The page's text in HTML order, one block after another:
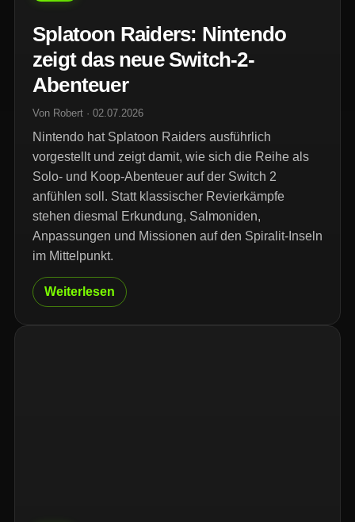
Splatoon Raiders: Nintendo
zeigt das neue Switch-2-
Abenteuer
Von Robert · 02.07.2026
Nintendo hat Splatoon Raiders ausführlich
vorgestellt und zeigt damit, wie sich die Reihe als
Solo- und Koop-Abenteuer auf der Switch 2
anfühlen soll. Statt klassischer Revierkämpfe
stehen diesmal Erkundung, Salmoniden,
Anpassungen und Missionen auf den Spiralit-Inseln
im Mittelpunkt.
Weiterlesen